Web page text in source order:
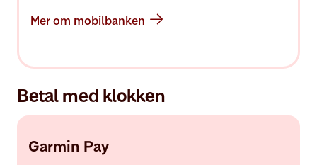
Mer om mobilbanken
Betal med klokken
Garmin Pay